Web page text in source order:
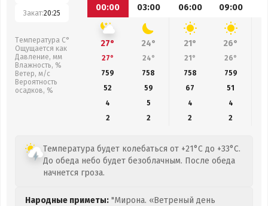
Закат:20:25
Температура С°
Ощущается как
Давление, мм
Влажность, %
Ветер, м/с
Вероятность
осадков, %
00:00
03:00 06:00 09:00
27° 24° 21° 26°
27° 24° 21° 26°
759
758 758 759
52
59 67 51
4
5 4
4
2
2 2 2
Температура будет колебаться от +21°C до +33°C.
До обеда небо будет безоблачным. После обеда
начнется гроза.
Народные приметы: "Мирона. «Ветреный день